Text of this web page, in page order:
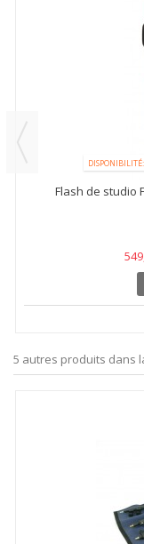
Flash de studio
5 autres produits dans